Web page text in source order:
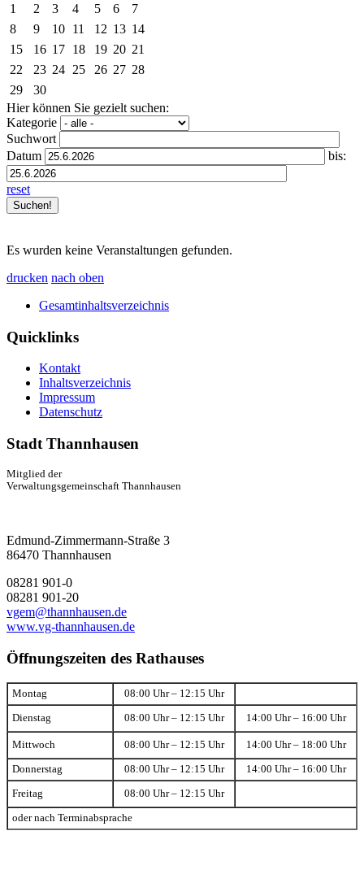
1
2 3 4 5 6
7
8
9 10 11 12 13 14
15
16 17 18 19 20 21
22
23 24 25 26 27 28
29
30
Hier können Sie gezielt suchen:
Kategorie
Suchwort
Datum
bis:
reset
Es wurden keine Veranstaltungen gefunden.
drucken nach oben
Gesamtinhaltsverzeichnis
Quicklinks
Kontakt
Inhaltsverzeichnis
Impressum
Datenschutz
Stadt Thannhausen
Mitglied der
Verwaltungsgemeinschaft Thannhausen
Edmund-Zimmermann-Straße 3
86470 Thannhausen
08281 901-0
08281 901-20
vgem@thannhausen.de
www.vg-thannhausen.de
Öffnungszeiten des Rathauses
Montag 08:00 Uhr – 12:15 Uhr
Dienstag 08:00 Uhr – 12:15 Uhr 14:00 Uhr – 16:00 Uhr
Mittwoch 08:00 Uhr – 12:15 Uhr 14:00 Uhr – 18:00 Uhr
Donnerstag 08:00 Uhr – 12:15 Uhr 14:00 Uhr – 16:00 Uhr
Freitag 08:00 Uhr – 12:15 Uhr
oder nach Terminabsprache